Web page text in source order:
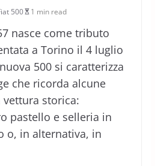
500 1 min read
nasce come tributo
a Torino il 4 luglio
500 si caratterizza
che ricorda alcune
storica:
pastello e selleria in
o, in alternativa, in